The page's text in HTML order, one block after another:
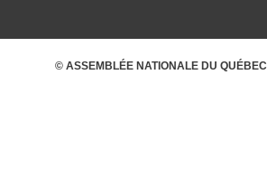
© ASSEMBLÉE NATIONALE DU QUÉBEC